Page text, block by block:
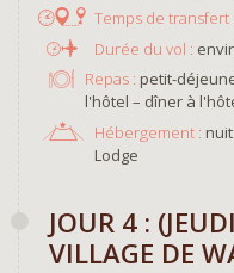
Repas : petit-
l'hôtel – dîner à
Hébergement :
Lodge
​JOUR 4 :
VILLAGE DE